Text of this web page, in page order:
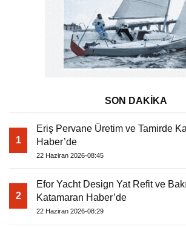
SON DAKİKA
1
Eriş Pervane Üretim ve Tamirde
Haber’de
22 Haziran 2026-08:45
2
Efor Yacht Design Yat Refit ve
Katamaran Haber’de
22 Haziran 2026-08:29